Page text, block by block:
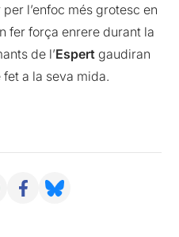
l’enfoc més grotesc en
fer força enrere durant la
de l’Espert gaudiran
a la seva mida.